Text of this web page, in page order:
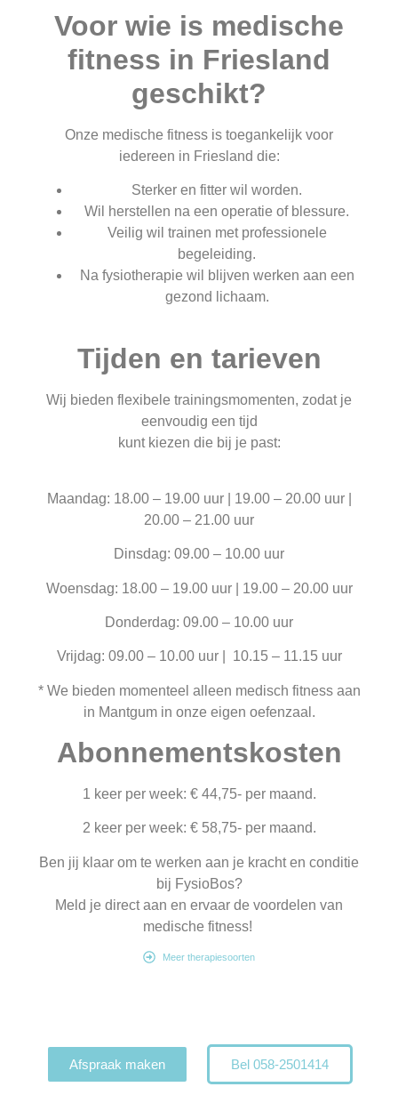
Voor wie is medische
fitness in Friesland
geschikt?
Onze medische fitness is toegankelijk voor
iedereen in Friesland die:
Sterker en fitter wil worden.
Wil herstellen na een operatie of blessure.
Veilig wil trainen met professionele
begeleiding.
Na fysiotherapie wil blijven werken aan een
gezond lichaam.
Tijden en tarieven
Wij bieden flexibele trainingsmomenten, zodat je
eenvoudig een tijd
kunt kiezen die bij je past:
Maandag: 18.00 – 19.00 uur | 19.00 – 20.00 uur |
20.00 – 21.00 uur
Dinsdag: 09.00 – 10.00 uur
Woensdag: 18.00 – 19.00 uur | 19.00 – 20.00 uur
Donderdag: 09.00 – 10.00 uur
Vrijdag: 09.00 – 10.00 uur | 10.15 – 11.15 uur
* We bieden momenteel alleen medisch fitness aan
in Mantgum in onze eigen oefenzaal.
Abonnementskosten
1 keer per week: € 44,75- per maand.
2 keer per week: € 58,75- per maand.
Ben jij klaar om te werken aan je kracht en conditie
bij FysioBos?
Meld je direct aan en ervaar de voordelen van
medische fitness!
Meer therapiesoorten
Afspraak maken Bel 058-2501414